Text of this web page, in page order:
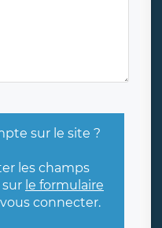
sur le site ?
les champs
le formulaire
connecter.